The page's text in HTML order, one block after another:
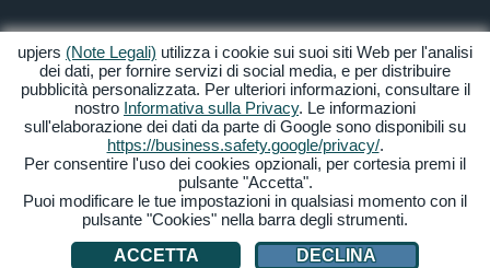
INFO UTENTE & SUPPORTO
Guida per Let's Plays
Supporto
Legali
Privacy
Termini &
Condizioni
Gestione Cookies
upjers (Note Legali) utilizza i cookie sui suoi siti Web per l'analisi
dei dati, per fornire servizi di social media, e per distribuire
pubblicità personalizzata. Per ulteriori informazioni, consultare il
nostro Informativa sulla Privacy. Le informazioni
sull'elaborazione dei dati da parte di Google sono disponibili su
https://business.safety.google/privacy/.
Per consentire l'uso dei cookies opzionali, per cortesia premi il
pulsante "Accetta".
Puoi modificare le tue impostazioni in qualsiasi momento con il
pulsante "Cookies" nella barra degli strumenti.
ACCETTA
DECLINA